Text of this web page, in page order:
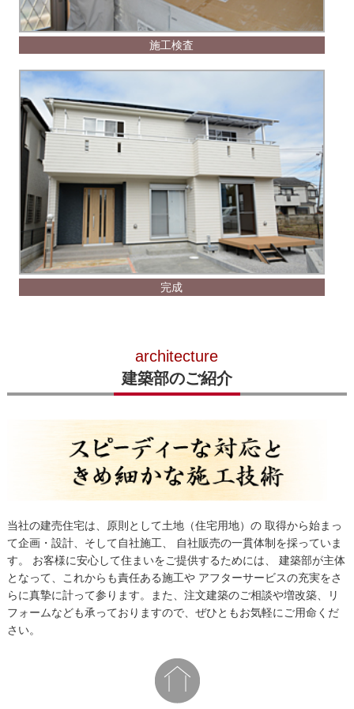
施工検査
完成
architecture
建築部のご紹介
当社の建売住宅は、原則として土地（住宅用地）の 取得から始まっ
て企画・設計、そして自社施工、 自社販売の一貫体制を採っていま
す。 お客様に安心して住まいをご提供するためには、 建築部が主体
となって、これからも責任ある施工や アフターサービスの充実をさ
らに真摯に計って参ります。また、注文建築のご相談や増改築、リ
フォームなども承っておりますので、ぜひともお気軽にご用命くだ
さい。